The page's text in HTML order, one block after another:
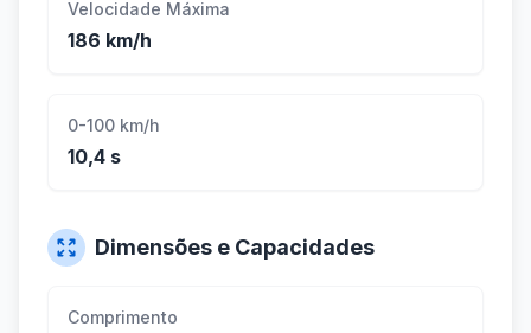
Velocidade Máxima
186 km/h
0-100 km/h
10,4 s
Dimensões e Capacidades
Comprimento